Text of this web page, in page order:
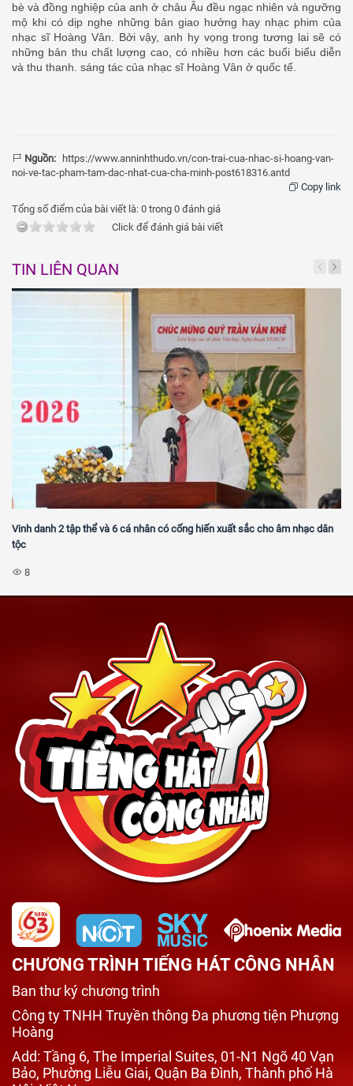
bè và đồng nghiệp của anh ở châu Âu đều ngạc nhiên và ngưỡng
mộ khi có dịp nghe những bản giao hưởng hay nhạc phim của
nhạc sĩ Hoàng Vân. Bởi vậy, anh hy vọng trong tương lai sẽ có
những bản thu chất lượng cao, có nhiều hơn các buổi biểu diễn
và thu thanh. sáng tác của nhạc sĩ Hoàng Vân ở quốc tế.
Nguồn:
https://www.anninhthudo.vn/con-trai-cua-nhac-si-hoang-van-
noi-ve-tac-pham-tam-dac-nhat-cua-cha-minh-post618316.antd
Copy link
Tổng số điểm của bài viết là: 0 trong 0 đánh giá
Click để đánh giá bài viết
TIN LIÊN QUAN
Vinh danh 2 tập thể và 6 cá nhân có cống hiến xuất sắc cho âm nhạc dân
tộc
8
CHƯƠNG TRÌNH TIẾNG HÁT CÔNG NHÂN
Ban thư ký chương trình
Công ty TNHH Truyền thông Đa phương tiện Phượng
Hoàng
Add: Tầng 6, The Imperial Suites, 01-N1 Ngõ 40 Vạn
Bảo, Phường Liễu Giai, Quận Ba Đình, Thành phố Hà